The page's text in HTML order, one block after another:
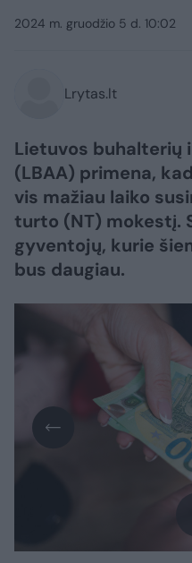
2024 m. gruodžio 5 d. 10:02
Lrytas.lt
Lietuvos buhalterių
(LBAA) primena,
vis mažiau laiko
turto (NT) mokestį.
gyventojų, kurie
bus daugiau.